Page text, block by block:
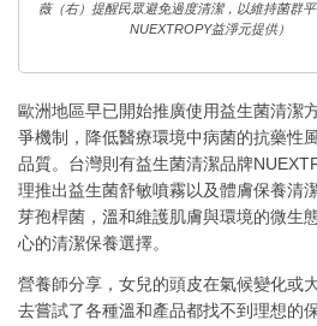
薇（右）提醒民眾避免過度清潔，以維持菌群
NUEXTROPY益淨元提供）
歐洲地區早已開始推廣使用益生菌清潔
爭機制，降低醫療環境中病菌的抗藥性
品質。台灣則有益生菌清潔品牌
理推出益生菌舒敏噴霧以及體膚保養清
芽孢桿菌，溫和維護肌膚與環境的微生
心的清潔保養選擇。
營養師分享，女兒的頭皮在氣候變化或
去嘗試了各種溫和產品都找不到理想的